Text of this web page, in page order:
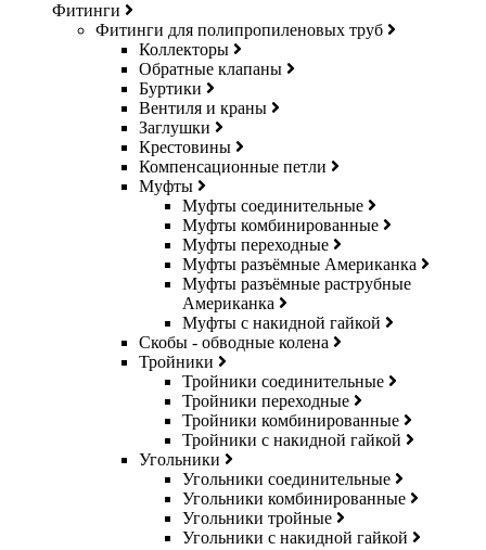
Фитинги
Фитинги для полипропиленовых труб
Коллекторы
Обратные клапаны
Буртики
Вентиля и краны
Заглушки
Крестовины
Компенсационные петли
Муфты
Муфты соединительные
Муфты комбинированные
Муфты переходные
Муфты разъёмные Американка
Муфты разъёмные раструбные
Американка
Муфты с накидной гайкой
Скобы - обводные колена
Тройники
Тройники соединительные
Тройники переходные
Тройники комбинированные
Тройники с накидной гайкой
Угольники
Угольники соединительные
Угольники комбинированные
Угольники тройные
Угольники с накидной гайкой